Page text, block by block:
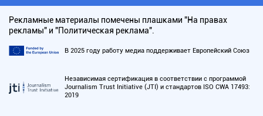
Рекламные материалы помечены плашками "На правах
рекламы" и "Политическая реклама".
В 2025 году работу медиа поддерживает Европейский Союз
Независимая сертификация в соответствии с программой
Journalism Trust Initiative (JTI) и стандартов ISO CWA 17493:
2019